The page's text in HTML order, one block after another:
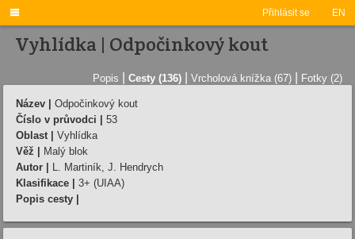
Přihlásit se EN

Vyhlídka | Odpočinkový kout
Popis Cesty (136) Vrcholová knížka (67) Fotky (2)
Název |
Odpočinkový kout
Číslo v průvodci |
53
Oblast |
Vyhlídka
Věž |
Malý blok
Autor |
L. Martiník, J. Hendrych
Klasifikace |
3+ (UIAA)
Popis cesty |